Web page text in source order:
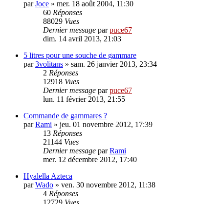
parJoce » mer. 18 août 2004, 11:30
60 Réponses
88029 Vues
Dernier message parpuce67
dim. 14 avril 2013, 21:03
5 litres pour une souche de gammare
par3volitans » sam. 26 janvier 2013, 23:34
2 Réponses
12918 Vues
Dernier message parpuce67
lun. 11 février 2013, 21:55
Commande de gammares ?
parRami » jeu. 01 novembre 2012, 17:39
13 Réponses
21144 Vues
Dernier message parRami
mer. 12 décembre 2012, 17:40
Hyalella Azteca
parWado » ven. 30 novembre 2012, 11:38
4 Réponses